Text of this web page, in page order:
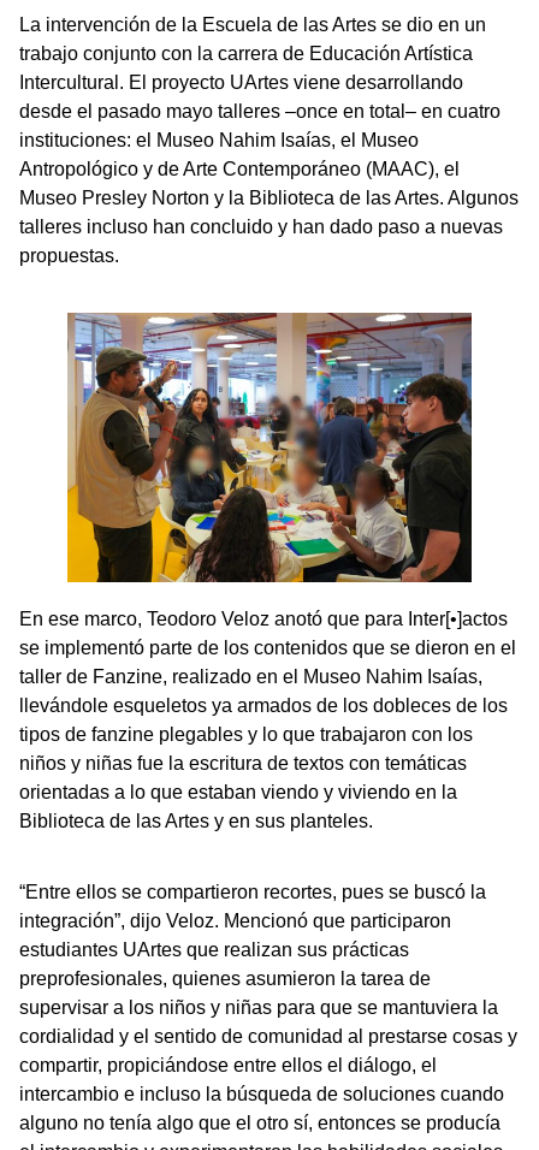
La intervención de la Escuela de las Artes se dio en un
trabajo conjunto con la carrera de Educación Artística
Intercultural. El proyecto UArtes viene desarrollando
desde el pasado mayo talleres –once en total– en cuatro
instituciones: el Museo Nahim Isaías, el Museo
Antropológico y de Arte Contemporáneo (MAAC), el
Museo Presley Norton y la Biblioteca de las Artes. Algunos
talleres incluso han concluido y han dado paso a nuevas
propuestas.
En ese marco, Teodoro Veloz anotó que para Inter[•]actos
se implementó parte de los contenidos que se dieron en el
taller de Fanzine, realizado en el Museo Nahim Isaías,
llevándole esqueletos ya armados de los dobleces de los
tipos de fanzine plegables y lo que trabajaron con los
niños y niñas fue la escritura de textos con temáticas
orientadas a lo que estaban viendo y viviendo en la
Biblioteca de las Artes y en sus planteles.
“Entre ellos se compartieron recortes, pues se buscó la
integración”, dijo Veloz. Mencionó que participaron
estudiantes UArtes que realizan sus prácticas
preprofesionales, quienes asumieron la tarea de
supervisar a los niños y niñas para que se mantuviera la
cordialidad y el sentido de comunidad al prestarse cosas y
compartir, propiciándose entre ellos el diálogo, el
intercambio e incluso la búsqueda de soluciones cuando
alguno no tenía algo que el otro sí, entonces se producía